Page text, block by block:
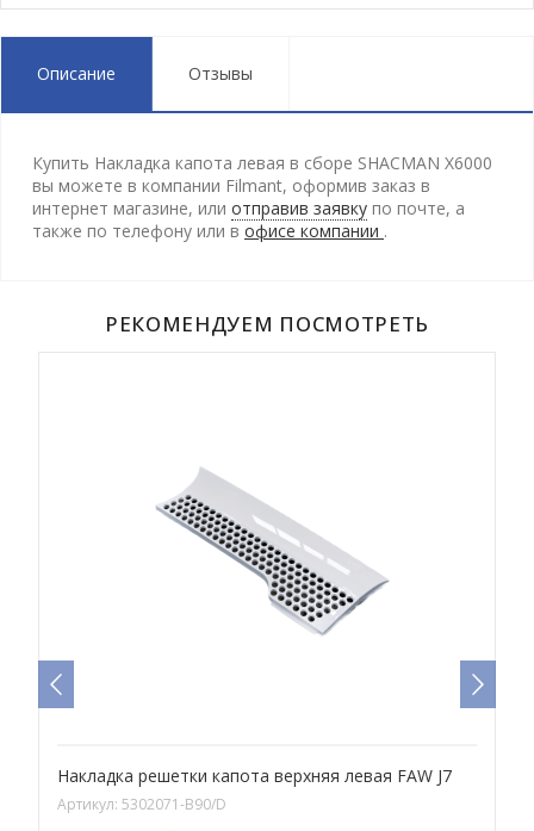
Описание Отзывы
Купить Накладка капота левая в сборе SHACMAN X6000
вы можете в компании Filmant, оформив заказ в
интернет магазине, или отправив заявку по почте, а
также по телефону или в офисе компании .
РЕКОМЕНДУЕМ ПОСМОТРЕТЬ
Накладка решетки капота верхняя левая FAW J7
Артикул: 5302071-B90/D